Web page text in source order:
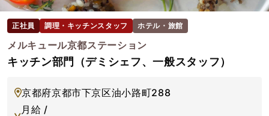
正社員 調理・キッチンスタッフ ホテル・旅館
メルキュール京都ステーション
キッチン部門（デミシェフ、一般スタッフ）
京都府京都市下京区油小路町288
月給 /